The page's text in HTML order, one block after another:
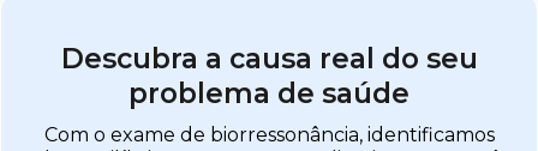
Descubra a causa real do seu
problema de saúde
Com o exame de biorressonância, identificamos